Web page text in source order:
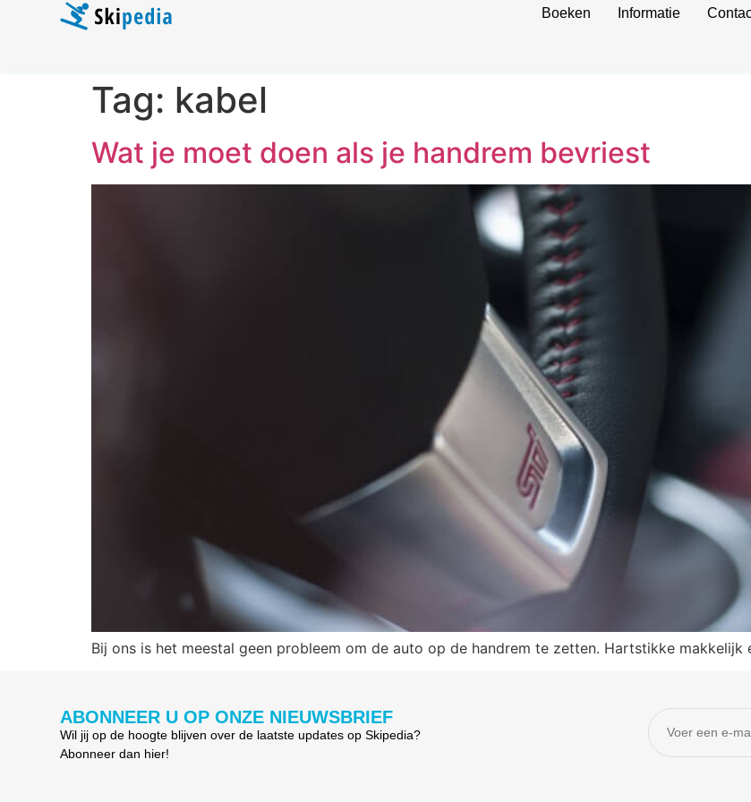
Boeken Informatie
Tag: kabel
Wat je moet doen als je handrem bevriest
Bij ons is het meestal geen probleem om de auto op de handrem te zetten. Hartstikke
ABONNEER U OP ONZE NIEUWSBRIEF
Wil jij op de hoogte blijven over de laatste updates op Skipedia?
Abonneer dan hier!